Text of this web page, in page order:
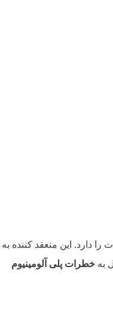
دارد. این منعقد کننده به
به خطرات پلی آلومینیوم